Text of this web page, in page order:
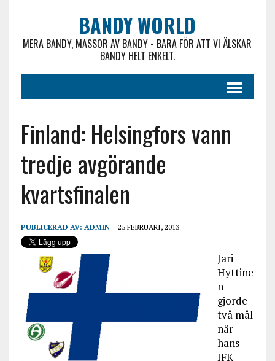
BANDY WORLD
MERA BANDY, MASSOR AV BANDY - BARA FÖR ATT VI ÄLSKAR
BANDY HELT ENKELT.
Finland: Helsingfors vann
tredje avgörande
kvartsfinalen
PUBLICERAD AV: ADMIN 25 FEBRUARI, 2013
Jari
Hyttine
n
gjorde
två mål
när
hans
IFK